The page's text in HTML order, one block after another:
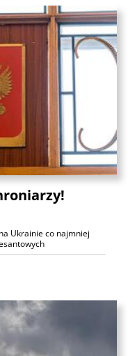
Ukrainie co najmniej